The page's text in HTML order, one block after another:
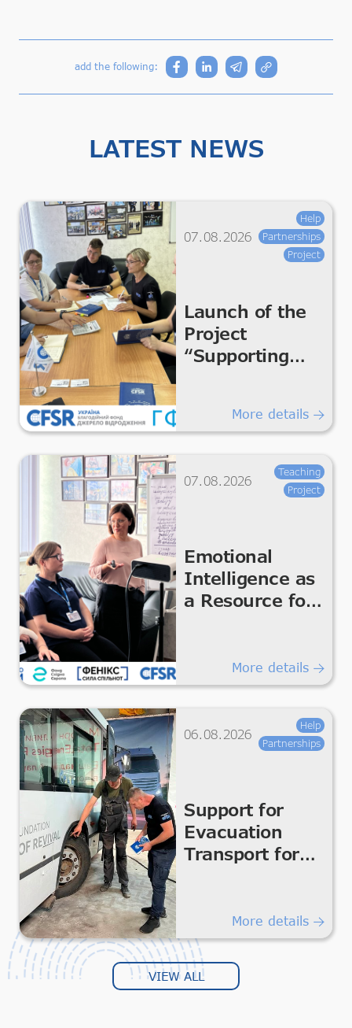
add the following:
LATEST NEWS
07.08.2026
Help
Partnerships
Project
Launch of the
Project
“Supporting
for Essential
More details
07.08.2026
Teaching
Project
Emotional
Intelligence as
a Resource for
More details
06.08.2026
Help
Partnerships
Support for
Evacuation
Transport for
Transportation
More details
VIEW ALL